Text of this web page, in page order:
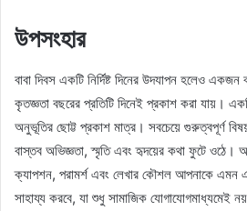
উপসংহার
বাবা দিবস একটি নির্দিষ্ট দিনের উদযাপন হলেও একজন
কৃতজ্ঞতা বছরের প্রতিটি দিনেই প্রকাশ করা যায়।
অনুভূতির ছোট্ট প্রকাশ মাত্র। সবচেয়ে গুরুত্বপূর্ণ
বাস্তব অভিজ্ঞতা, স্মৃতি এবং হৃদয়ের কথা ফুটে ওঠে।
ক্যাপশন, পরামর্শ এবং লেখার কৌশল আপনাকে এমন
সাহায্য করবে, যা শুধু সামাজিক যোগাযোগমাধ্যমেই